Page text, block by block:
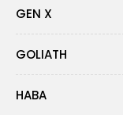
GEN X
GOLIATH
HABA